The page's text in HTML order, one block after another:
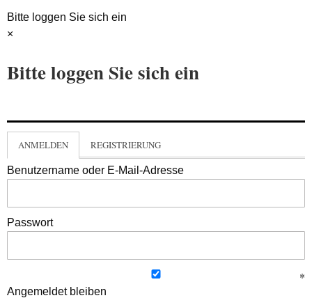
Bitte loggen Sie sich ein
×
Bitte loggen Sie sich ein
ANMELDEN REGISTRIERUNG
Benutzername oder E-Mail-Adresse
Passwort
Angemeldet bleiben